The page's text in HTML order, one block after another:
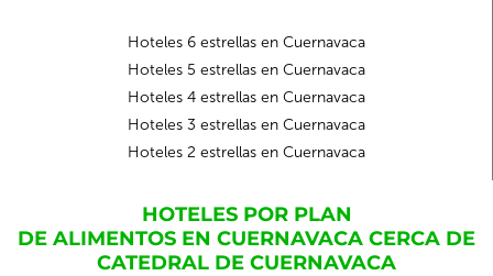
Hoteles 6 estrellas en Cuernavaca
Hoteles 5 estrellas en Cuernavaca
Hoteles 4 estrellas en Cuernavaca
Hoteles 3 estrellas en Cuernavaca
Hoteles 2 estrellas en Cuernavaca
HOTELES POR PLAN
DE ALIMENTOS EN CUERNAVACA CERCA DE
CATEDRAL DE CUERNAVACA